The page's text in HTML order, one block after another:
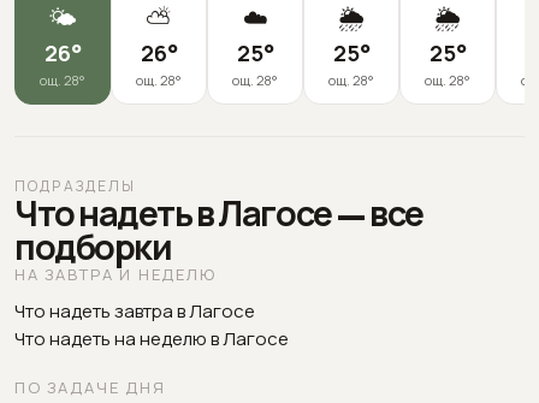
🌤️
26°
ощ. 28°
⛅
26°
ощ. 28°
☁️
25°
ощ. 28°
🌦️
25°
ощ. 28°
🌦️
25°
ощ. 28°
ПОДРАЗДЕЛЫ
Что надеть в Лагосе — все
подборки
НА ЗАВТРА И НЕДЕЛЮ
Что надеть завтра в Лагосе
Что надеть на неделю в Лагосе
ПО ЗАДАЧЕ ДНЯ